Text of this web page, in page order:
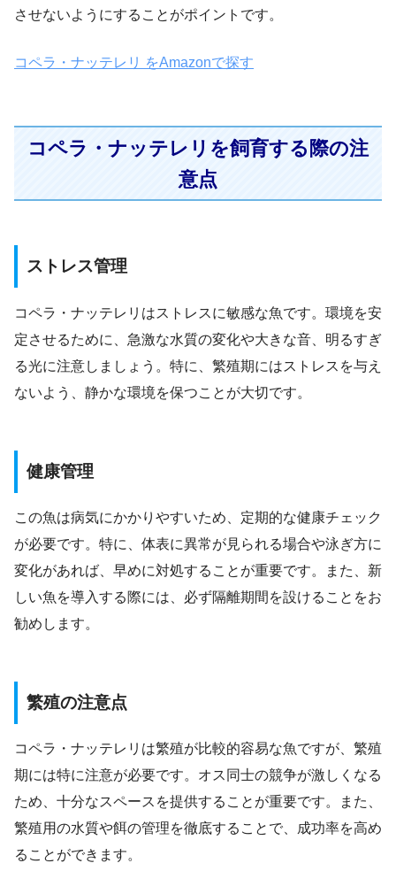
させないようにすることがポイントです。
コペラ・ナッテレリ をAmazonで探す
コペラ・ナッテレリを飼育する際の注
意点
ストレス管理
コペラ・ナッテレリはストレスに敏感な魚です。環境を安
定させるために、急激な水質の変化や大きな音、明るすぎ
る光に注意しましょう。特に、繁殖期にはストレスを与え
ないよう、静かな環境を保つことが大切です。
健康管理
この魚は病気にかかりやすいため、定期的な健康チェック
が必要です。特に、体表に異常が見られる場合や泳ぎ方に
変化があれば、早めに対処することが重要です。また、新
しい魚を導入する際には、必ず隔離期間を設けることをお
勧めします。
繁殖の注意点
コペラ・ナッテレリは繁殖が比較的容易な魚ですが、繁殖
期には特に注意が必要です。オス同士の競争が激しくなる
ため、十分なスペースを提供することが重要です。また、
繁殖用の水質や餌の管理を徹底することで、成功率を高め
ることができます。